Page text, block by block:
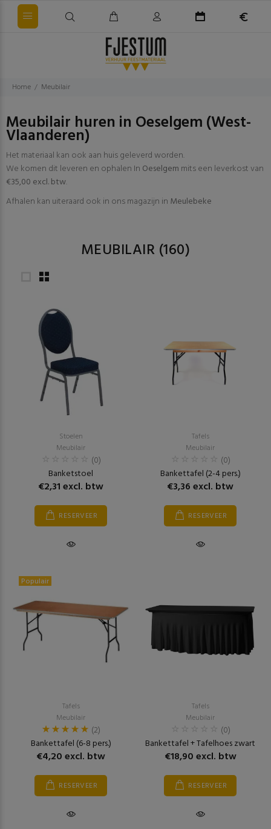
Home Meubilair
Meubilair huren in Oeselgem (West-
Vlaanderen)
Het materiaal kan ook aan huis geleverd worden.
We komen dit leveren en ophalen In Oeselgem mits een leverkost van
€35,00 excl. btw.
Afhalen kan uiteraard ook in ons magazijn in Meulebeke
MEUBILAIR (160)
Stoelen
Meubilair
(0)
Banketstoel
€2,31 excl. btw
RESERVEER
Tafels
Meubilair
(0)
Bankettafel (2-4 pers.)
€3,36 excl. btw
RESERVEER
Populair
Tafels
Meubilair
(2)
Bankettafel (6-8 pers.)
€4,20 excl. btw
RESERVEER
Tafels
Meubilair
(0)
Bankettafel + Tafelhoes zwart
€18,90 excl. btw
RESERVEER